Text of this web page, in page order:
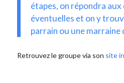
étapes, on répondra
éventuelles et on y
parrain ou une marraine
Retrouvez le groupe via son site